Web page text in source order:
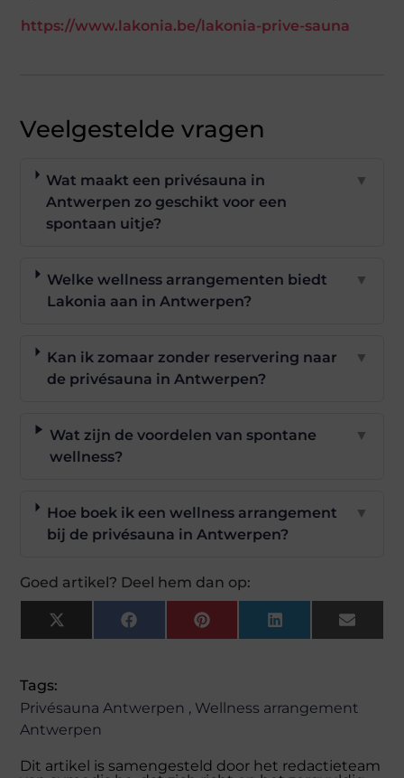
https://www.lakonia.be/lakonia-prive-sauna
Veelgestelde vragen
Wat maakt een privésauna in
Antwerpen zo geschikt voor een
spontaan uitje?
▼
Welke wellness arrangementen biedt
Lakonia aan in Antwerpen?
▼
Kan ik zomaar zonder reservering naar
de privésauna in Antwerpen?
▼
Wat zijn de voordelen van spontane
wellness?
▼
Hoe boek ik een wellness arrangement
bij de privésauna in Antwerpen?
▼
Goed artikel? Deel hem dan op:
X
(Twitter)
FacebookPinterestLinkedIn Email
Tags:
Privésauna Antwerpen , Wellness arrangement
Antwerpen
Dit artikel is samengesteld door het redactieteam